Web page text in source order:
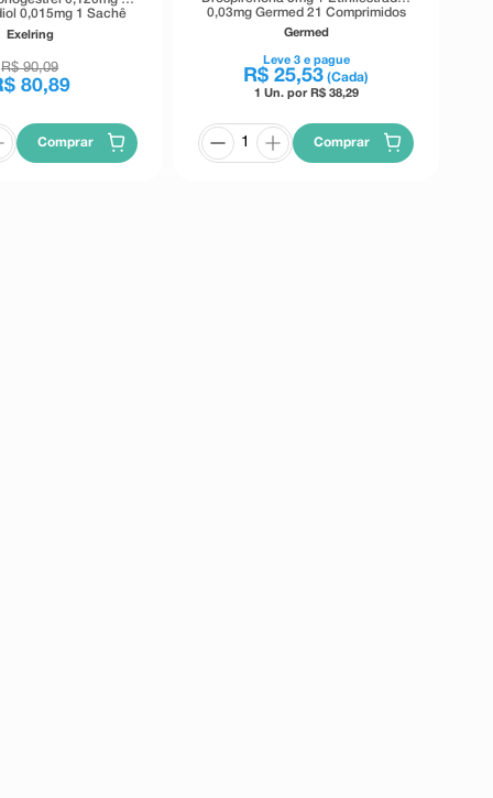
0,015mg 1 Sachê
1 Anel Vaginal
Exelring
R$ 90,09
80,89
Comprar
0,03mg Germed 21 Comprimidos
Revestidos
Germed
Leve 3e pague
R$ 25,53 (Cada)
1 Un. por R$ 38,29
Comprar